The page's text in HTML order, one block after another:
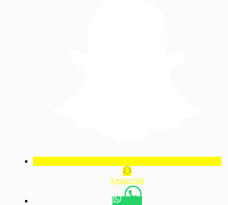
Snapchat